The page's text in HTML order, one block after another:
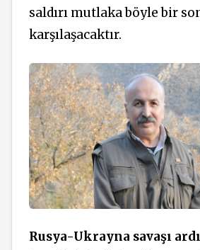
saldırı mutlaka böyle bir
karşılaşacaktır.
Rusya-Ukrayna savaşı